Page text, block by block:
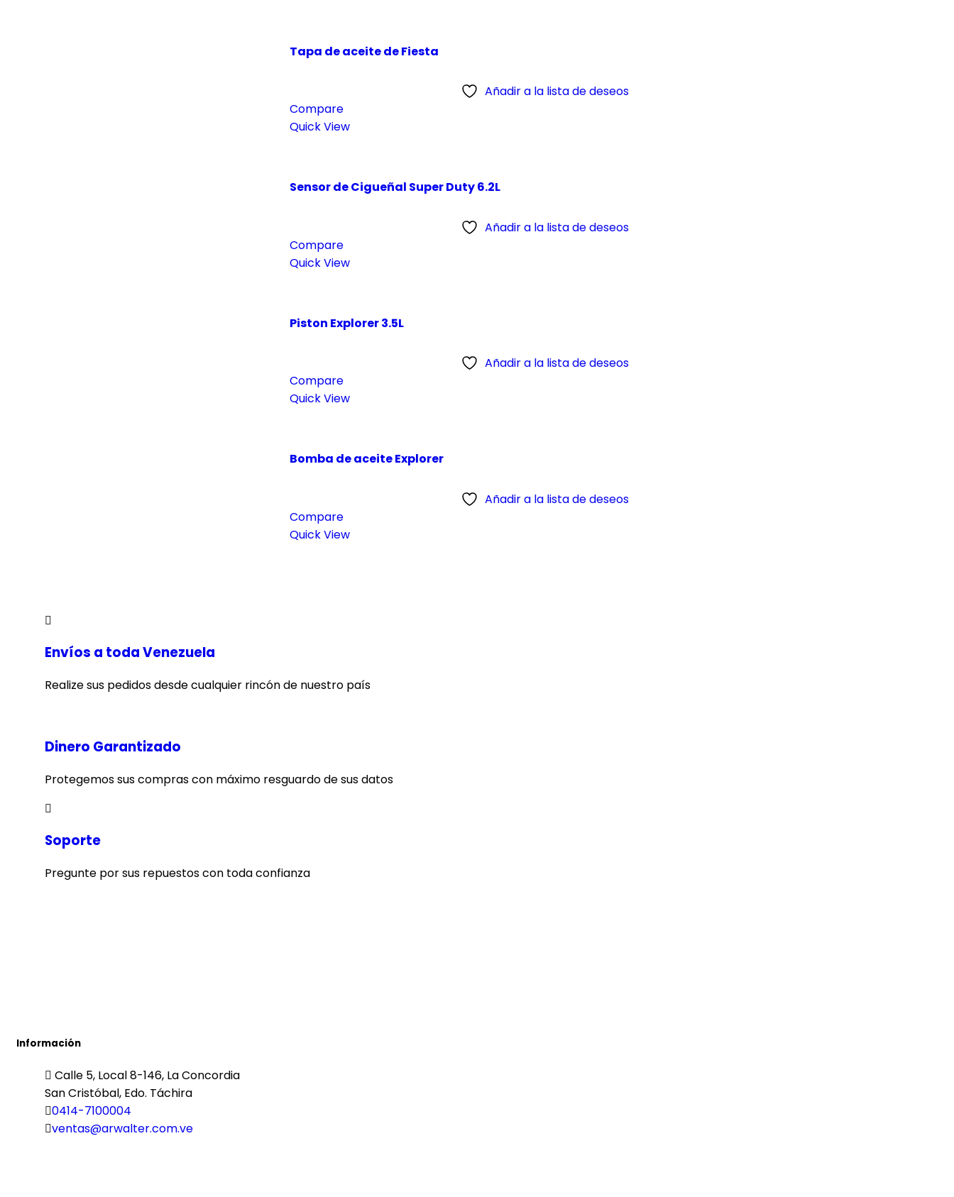
Tapa de aceite de Fiesta
Añadir a la lista de deseos
Compare
Quick View
Sensor de Cigueñal Super Duty 6.2L
Añadir a la lista de deseos
Compare
Quick View
Piston Explorer 3.5L
Añadir a la lista de deseos
Compare
Quick View
Bomba de aceite Explorer
Añadir a la lista de deseos
Compare
Quick View
Envíos a toda Venezuela
Realize sus pedidos desde cualquier rincón de nuestro país
Dinero Garantizado
Protegemos sus compras con máximo resguardo de sus datos
Soporte
Pregunte por sus repuestos con toda confianza
Información
Calle 5, Local 8-146, La Concordia
San Cristóbal, Edo. Táchira
0414-7100004
ventas@arwalter.com.ve